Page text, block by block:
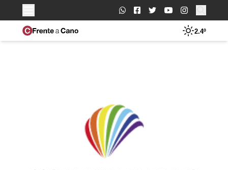
Buscar:
2.4º